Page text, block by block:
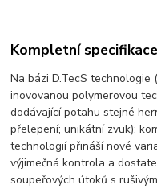
Kompletní specifikace
Na bázi D.TecS
inovovanou polymerovou
dodávající potahu stejné
přelepení; unikátní zvuk);
technologií přináší nové
výjimečná kontrola a
soupeřových útoků s